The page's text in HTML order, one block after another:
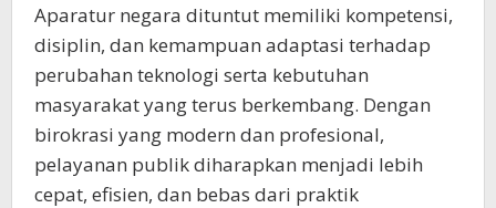
Aparatur negara dituntut memiliki kompetensi,
disiplin, dan kemampuan adaptasi terhadap
perubahan teknologi serta kebutuhan
masyarakat yang terus berkembang. Dengan
birokrasi yang modern dan profesional,
pelayanan publik diharapkan menjadi lebih
cepat, efisien, dan bebas dari praktik